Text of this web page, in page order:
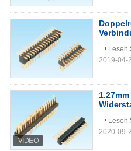
Lesen
2019-04-
Lesen
2020-09-